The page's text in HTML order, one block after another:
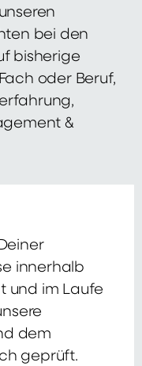
bei den
bisherige
oder Beruf,
&
innerhalb
und im Laufe
dem
geprüft.